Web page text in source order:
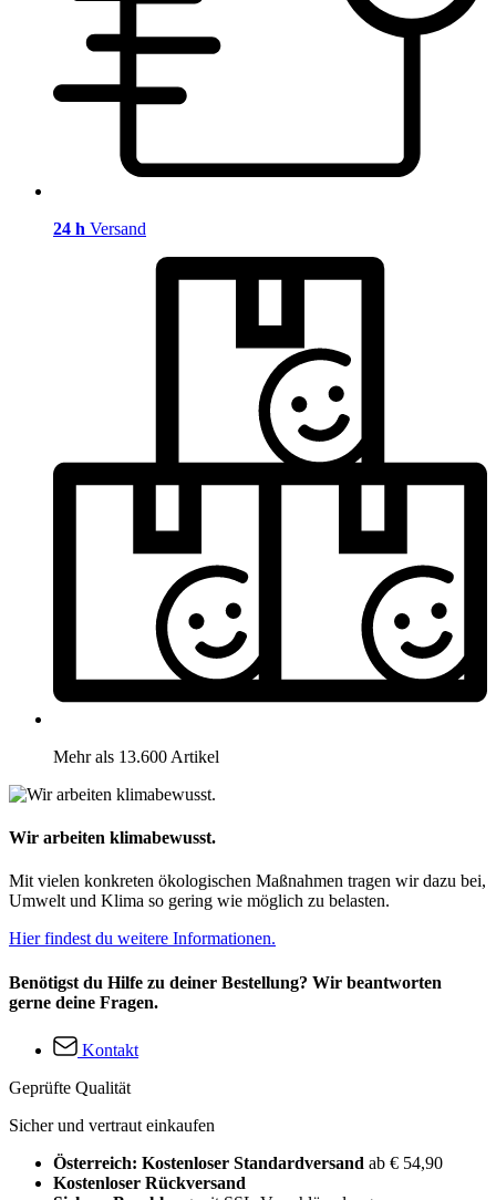
24 h Versand
Mehr als 13.600 Artikel
Wir arbeiten klimabewusst.
Mit vielen konkreten ökologischen Maßnahmen tragen wir dazu bei,
Umwelt und Klima so gering wie möglich zu belasten.
Hier findest du weitere Informationen.
Benötigst du Hilfe zu deiner Bestellung? Wir beantworten
gerne deine Fragen.
Kontakt
Geprüfte Qualität
Sicher und vertraut einkaufen
Österreich: Kostenloser Standardversand ab € 54,90
Kostenloser Rückversand